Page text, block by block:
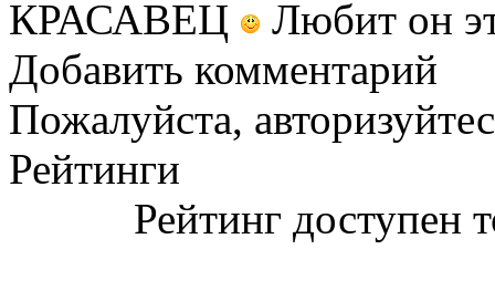
КРАСАВЕЦ
Любит он
Добавить комментарий
Пожалуйста,
Рейтинги
Рейтинг доступен